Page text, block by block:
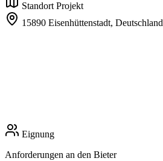
Standort Projekt
15890 Eisenhüttenstadt, Deutschland
Eignung
Anforderungen an den Bieter